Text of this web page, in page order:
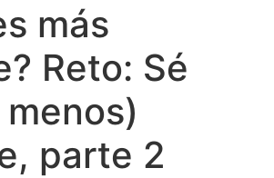
más
Reto: Sé
parte 2